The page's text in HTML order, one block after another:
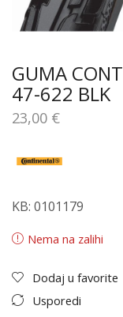
GUMA
47-622 BLK
23,00 €
KB: 0101179
Nema na zalihi
Dodaj u favorite
Usporedi